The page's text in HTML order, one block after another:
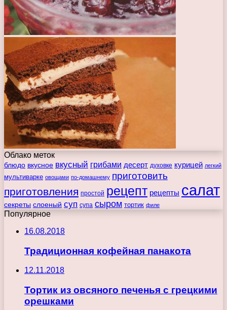
Облако меток
блюдо вкусное вкусный грибами десерт духовке курицей легкий
мультиварке овощами по-домашнему приготовить
приготовления простой рецепт рецепты салат
секреты слоеный суп супа сыром тортик филе
Популярное
16.08.2018
Традиционная кофейная панакота
12.11.2018
Тортик из овсяного печенья с грецкими
орешками